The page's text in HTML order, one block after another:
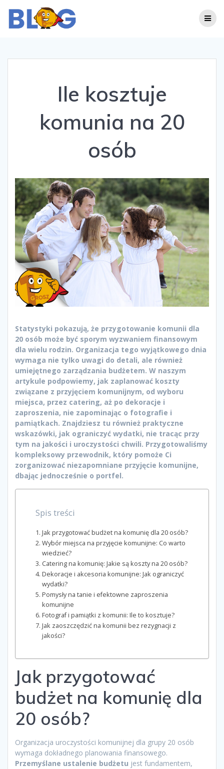
Ile kosztuje
komunia na 20
osób
Statystyki pokazują, że przygotowanie komunii dla
20 osób może być sporym wyzwaniem finansowym
dla wielu rodzin. Organizacja tego wyjątkowego dnia
wymaga nie tylko uwagi do detali, ale również
umiejętnego zarządzania budżetem. W naszym
artykule podpowiemy, jak zaplanować koszty
związane z przyjęciem komunijnym, od wyboru
miejsca, przez catering, aż po dekoracje i
zaproszenia, nie zapominając o fotografie i
pamiątkach. Znajdziesz tu również praktyczne
wskazówki, jak ograniczyć wydatki, nie tracąc przy
tym na jakości i uroczystości chwili. Przygotowaliśmy
kompleksowy przewodnik, który pomoże Ci
zorganizować niezapomniane przyjęcie komunijne,
dbając jednocześnie o portfel.
Spis treści
Jak przygotować budżet na komunię dla 20 osób?
Wybór miejsca na przyjęcie komunijne: Co warto
wiedzieć?
Catering na komunię: Jakie są koszty na 20 osób?
Dekoracje i akcesoria komunijne: Jak ograniczyć
wydatki?
Pomysły na tanie i efektowne zaproszenia
komunijne
Fotograf i pamiątki z komunii: Ile to kosztuje?
Jak zaoszczędzić na komunii bez rezygnacji z
jakości?
Jak przygotować
budżet na komunię dla
20 osób?
Organizacja uroczystości komunijnej dla grupy 20 osób
wymaga dokładnego planowania finansowego.
Przemyślane ustalenie budżetu jest fundamentem,